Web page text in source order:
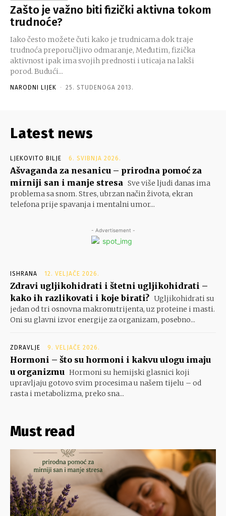
Zašto je važno biti fizički aktivna tokom
trudnoće?
Iako često možete čuti kako je trudnicama dok traje
trudnoća preporučljivo odmaranje, Međutim, fizička
aktivnost ipak ima svojih prednosti i uticaja na lakši
porod. Budući...
NARODNI LIJEK - 25. STUDENOGA 2013.
Latest news
LJEKOVITO BILJE 6. SVIBNJA 2026.
Ašvaganda za nesanicu – prirodna pomoć za
mirniji san i manje stresa Sve više ljudi danas ima
problema sa snom. Stres, ubrzan način života, ekran
telefona prije spavanja i mentalni umor...
- Advertisement -
ISHRANA 12. VELJAČE 2026.
Zdravi ugljikohidrati i štetni ugljikohidrati –
kako ih razlikovati i koje birati? Ugljikohidrati su
jedan od tri osnovna makronutrijenta, uz proteine i masti.
Oni su glavni izvor energije za organizam, posebno...
ZDRAVLJE 9. VELJAČE 2026.
Hormoni – što su hormoni i kakvu ulogu imaju
u organizmu Hormoni su hemijski glasnici koji
upravljaju gotovo svim procesima u našem tijelu – od
rasta i metabolizma, preko sna...
Must read